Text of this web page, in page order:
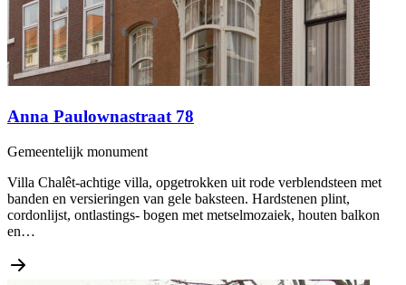
Anna Paulownastraat 78
Gemeentelijk monument
Villa Chalêt-achtige villa, opgetrokken uit rode verblendsteen met
banden en versieringen van gele baksteen. Hardstenen plint,
cordonlijst, ontlastings- bogen met metselmozaiek, houten balkon
en…